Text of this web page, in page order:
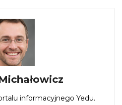
informacyjnego Yedu.